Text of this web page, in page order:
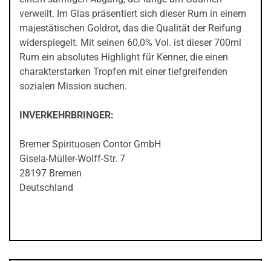
verweilt. Im Glas präsentiert sich dieser Rum in einem
majestätischen Goldrot, das die Qualität der Reifung
widerspiegelt. Mit seinen 60,0% Vol. ist dieser 700ml
Rum ein absolutes Highlight für Kenner, die einen
charakterstarken Tropfen mit einer tiefgreifenden
sozialen Mission suchen.
INVERKEHRBRINGER:
Bremer Spirituosen Contor GmbH
Gisela-Müller-Wolff-Str. 7
28197 Bremen
Deutschland